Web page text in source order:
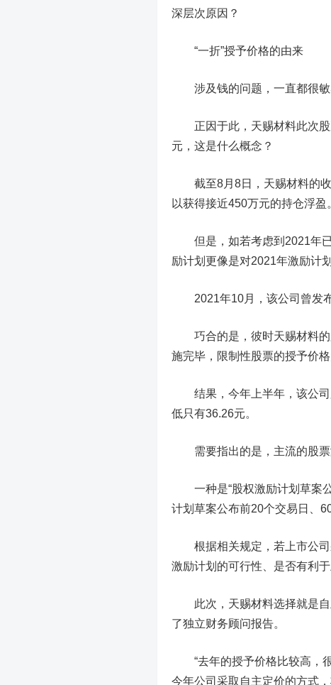
深层次原因？
“一折”授予价格的由来
涉及钱的问题，一直都很敏
正因于此，天赐材料此次股
元，这是什么概念？
截至8月8日，天赐材料的收
以获得接近450万元的持仓浮盈
但是，如若考虑到2021年已
励计划更像是对2021年激励计划
2021年10月，该公司曾发布
巧合的是，彼时天赐材料的
施完毕，限制性股票的授予价格
结果，今年上半年，该公司
低只有36.26元。
需要指出的是，主流的股票
一种是“股权激励计划草案公
计划草案公布前20个交易日、
根据相关规定，若上市公司
激励计划的可行性、是否有利
此次，天赐材料选择就是自
了独立财务顾问报告。
“去年的授予价格比较高，很
今年公司采取自主定价的方式